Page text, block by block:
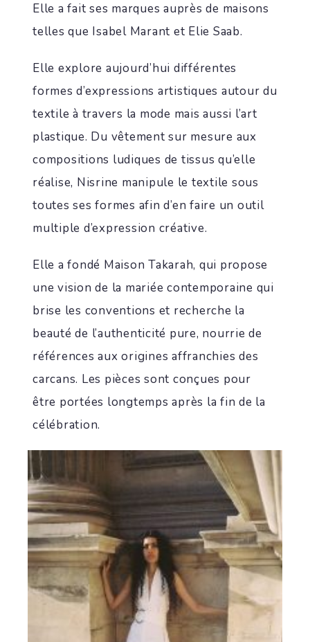
Elle a fait ses marques auprès de maisons
telles que Isabel Marant et Elie Saab.
Elle explore aujourd’hui différentes
formes d’expressions artistiques autour du
textile à travers la mode mais aussi l’art
plastique. Du vêtement sur mesure aux
compositions ludiques de tissus qu’elle
réalise, Nisrine manipule le textile sous
toutes ses formes afin d’en faire un outil
multiple d’expression créative.
Elle a fondé Maison Takarah, qui propose
une vision de la mariée contemporaine qui
brise les conventions et recherche la
beauté de l’authenticité pure, nourrie de
références aux origines affranchies des
carcans. Les pièces sont conçues pour
être portées longtemps après la fin de la
célébration.